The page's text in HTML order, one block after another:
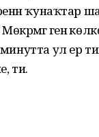
ҡунаҡтар
генә
ул ер
ти.